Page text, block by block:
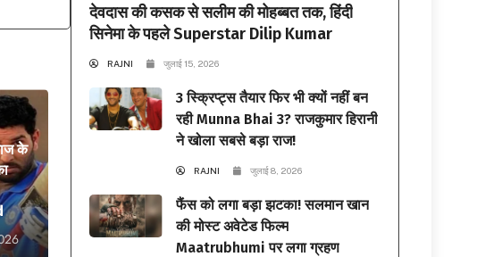
के
देवदास की कसक से सलीम की मोहब्बत तक, हिंदी
सिनेमा के पहले Superstar Dilip Kumar
RAJNI जुलाई 15, 2026
3 स्क्रिप्ट्स तैयार फिर भी क्यों नहीं बन
रही Munna Bhai 3? राजकुमार हिरानी
ने खोला सबसे बड़ा राज!
RAJNI जुलाई 8, 2026
फैंस को लगा बड़ा झटका! सलमान खान
की मोस्ट अवेटेड फिल्म
Maatrubhumi पर लगा ग्रहण